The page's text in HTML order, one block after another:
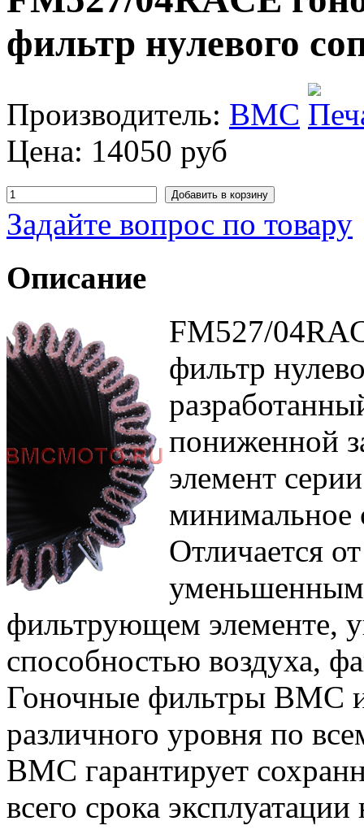
фильтр нулевого
Производитель: BMC
Цена: 14050 руб
Задайте вопрос по товару
Описание
FM527/
фильтр
пониженной
элемент
минимальное
Отличается
уменьшенным
фильтрующем элементе,
способностью воздуха,
Гоночные фильтры BMC
различного уровня по
BMC гарантирует
всего срока